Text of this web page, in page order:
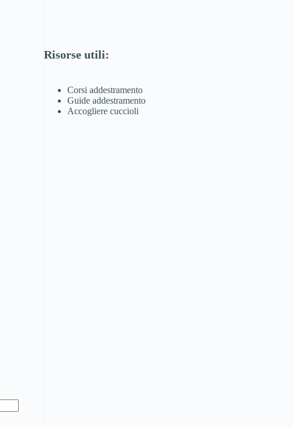
Risorse utili:
Corsi addestramento
Guide addestramento
Accogliere cuccioli